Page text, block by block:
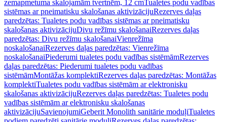
zemapmetuma skalojamām tvertnēm, 12 cmTualetes podu vadības
sistēmas ar pneimatisku skalošanas aktivizācijuRezerves daļas
paredzētas: Tualetes podu vadības sistēmas ar pneimatisku
skalošanas aktivizācijuDivu režīmu skalošanaiRezerves daļas
paredzētas: Divu režīmu skalošanaiVienrežīma
noskalošanaiRezerves daļas paredzētas: Vienrežīma
noskalošanaiPiederumi tualetes podu vadības sistēmāmRezerves
daļas paredzētas: Piederumi tualetes podu vadības
sistēmāmMontāžas komplektiRezerves daļas paredzētas: Montāžas
komplektiTualetes podu vadības sistēmām ar elektronisku
skalošanas aktivizācijuRezerves daļas paredzētas: Tualetes podu
vadības sistēmām ar elektronisku skalošanas
aktivizācijuSavienojumiGeberit Monolith sanitārie moduļiTualetes